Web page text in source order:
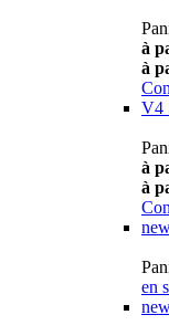
à
à
V4
à
à
en